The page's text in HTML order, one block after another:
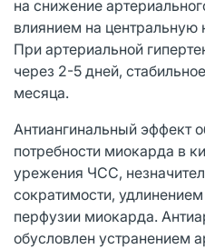
на снижение
влиянием на
При артериальной
через 2-5 дней,
месяца.
Антиангинальный эффект
потребности миокарда в
урежения ЧСС,
сократимости,
перфузии миокарда.
обусловлен устранением